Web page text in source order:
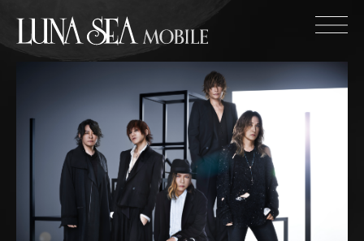
JOIN LOGIN
NEWS
WALLPAPER
GALLERY